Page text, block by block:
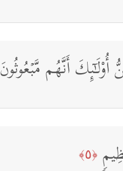
أُو۟لَـٰۤىِٕكَ أَنَّهُم مَّبۡعُوثُونَ
﴿٥﴾